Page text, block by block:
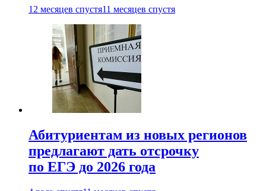
12 месяцев спустя11 месяцев спустя
Абитуриентам из новых регионов
предлагают дать отсрочку
по ЕГЭ до 2026 года